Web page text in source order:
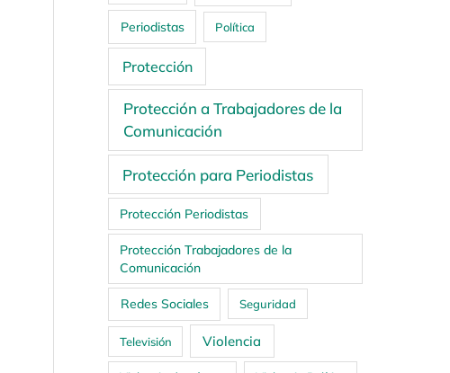
Periodistas Política
Protección
Protección a Trabajadores de la
Comunicación
Protección para Periodistas
Protección Periodistas
Protección Trabajadores de la
Comunicación
Redes Sociales Seguridad
Televisión Violencia